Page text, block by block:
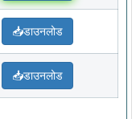
📥डाउनलोड
📥डाउनलोड